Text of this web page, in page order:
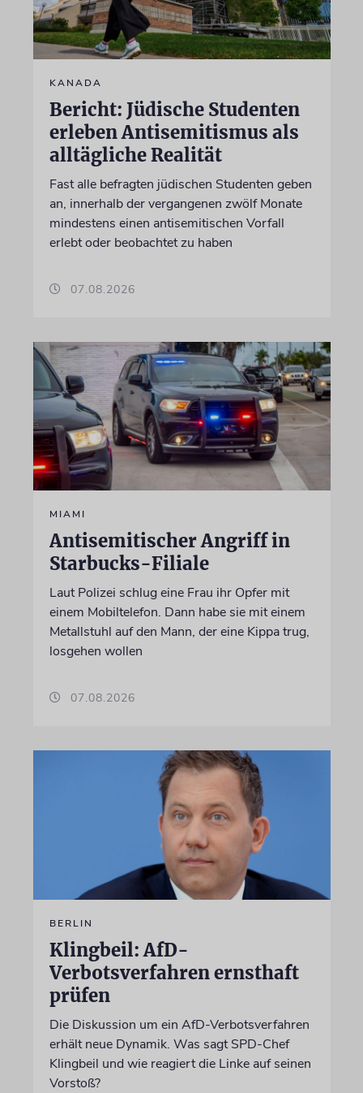
KANADA
Bericht: Jüdische Studenten
erleben Antisemitismus als
alltägliche Realität
Fast alle befragten jüdischen Studenten geben
an, innerhalb der vergangenen zwölf Monate
mindestens einen antisemitischen Vorfall
erlebt oder beobachtet zu haben
07.08.2026
MIAMI
Antisemitischer Angriff in
Starbucks-Filiale
Laut Polizei schlug eine Frau ihr Opfer mit
einem Mobiltelefon. Dann habe sie mit einem
Metallstuhl auf den Mann, der eine Kippa trug,
losgehen wollen
07.08.2026
BERLIN
Klingbeil: AfD-
Verbotsverfahren ernsthaft
prüfen
Die Diskussion um ein AfD-Verbotsverfahren
erhält neue Dynamik. Was sagt SPD-Chef
Klingbeil und wie reagiert die Linke auf seinen
Vorstoß?